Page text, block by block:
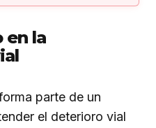
en la
parte de un
el deterioro vial